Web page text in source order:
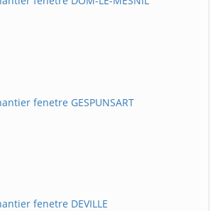
fenetre GESPUNSART
fenetre DEVILLE